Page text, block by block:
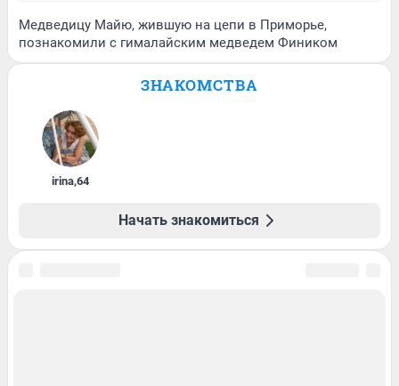
Медведицу Майю, жившую на цепи в Приморье,
познакомили с гималайским медведем Фиником
ЗНАКОМСТВА
irina,64
Начать знакомиться